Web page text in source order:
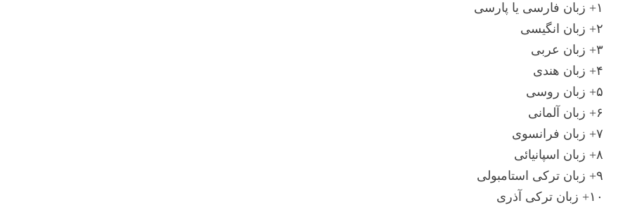
۱+ زبان فارسی یا پارسی
۲+ زبان انگیسی
۳+ زبان عربی
۴+ زبان هندی
۵+ زبان روسی
۶+ زبان آلمانی
۷+ زبان فرانسوی
۸+ زبان اسپانیائی
۹+ زبان ترکی استامبولی
۱۰+ زبان ترکی آذری